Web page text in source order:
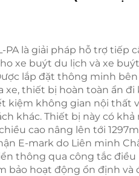
PA là giải pháp hỗ trợ tiếp
xe buýt du lịch và xe buýt
lắp đặt thông minh bên
xe, thiết bị hoàn toàn ẩn đi
kiệm không gian nội thất
khác. Thiết bị này có khả
cao nâng lên tới
E-mark do Liên minh
thông qua công tắc điều
bảo hoạt động ổn định và